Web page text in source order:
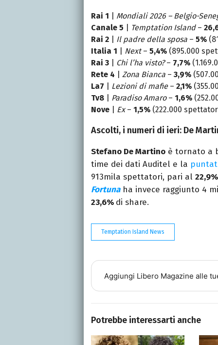
Rai 1
Mondiali 2026 – Belgio-
Canale 5
Temptation Island –
Rai 2
Il padre della sposa – 5%
Italia 1
Next – 5,4% (895.000
Rai 3
Chi l’ha visto?– 7,7%
Rete 4
Zona Bianca – 3,9%
La7
Lezioni di mafie– 2,1%
Tv8
Paradiso Amaro – 1,6%
Nove
Ex– 1,5% (222.000
Ascolti, i numeri di ieri: De
Stefano De Martino è tornato a
time dei dati Auditel e la
913mila spettatori, pari al 22,9%
Fortunaha invece raggiunto 4
23,6% di share.
Temptation Island News
Aggiungi Libero Magazine alle
Potrebbe interessarti anche